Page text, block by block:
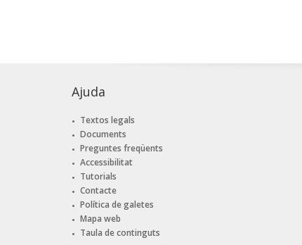
Ajuda
Textos legals
Documents
Preguntes freqüents
Accessibilitat
Tutorials
Contacte
Política de galetes
Mapa web
Taula de continguts